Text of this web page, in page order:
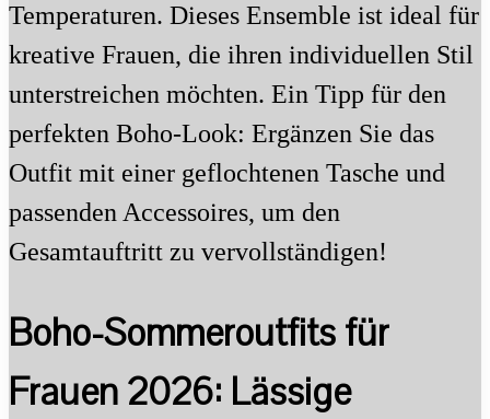
Temperaturen. Dieses Ensemble ist ideal für
kreative Frauen, die ihren individuellen Stil
unterstreichen möchten. Ein Tipp für den
perfekten Boho-Look: Ergänzen Sie das
Outfit mit einer geflochtenen Tasche und
passenden Accessoires, um den
Gesamtauftritt zu vervollständigen!
Boho-Sommeroutfits für
Frauen 2026: Lässige